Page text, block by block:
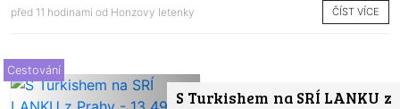
před 11 hodinami od Honzovy letenky ČÍST VÍCE
S Turkishem na SRÍ LANKU z
Cestování